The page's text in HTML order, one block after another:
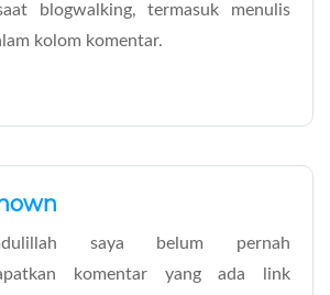
blogwalking, termasuk menulis
kolom komentar.
saya belum pernah
komentar yang ada link